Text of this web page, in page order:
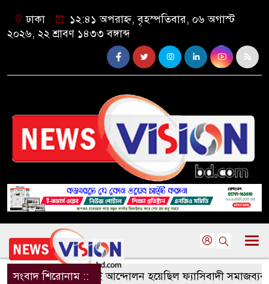
ঢাকা
১২:৪১ অপরাহ্ন, বৃহস্পতিবার, ০৬ অগাস্ট
২০২৬, ২২ শ্রাবণ ১৪৩৩ বঙ্গাব্দ
সংবাদ শিরোনাম ::জুলাই আন্দোলন হয়েছিল ফ্যাসিবাদী